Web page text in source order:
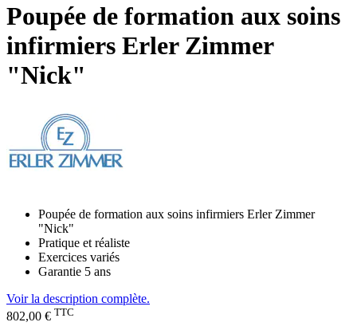
Poupée de formation aux soins
infirmiers Erler Zimmer
"Nick"
Poupée de formation aux soins infirmiers Erler Zimmer
"Nick"
Pratique et réaliste
Exercices variés
Garantie 5 ans
Voir la description complète.
802,00 € TTC